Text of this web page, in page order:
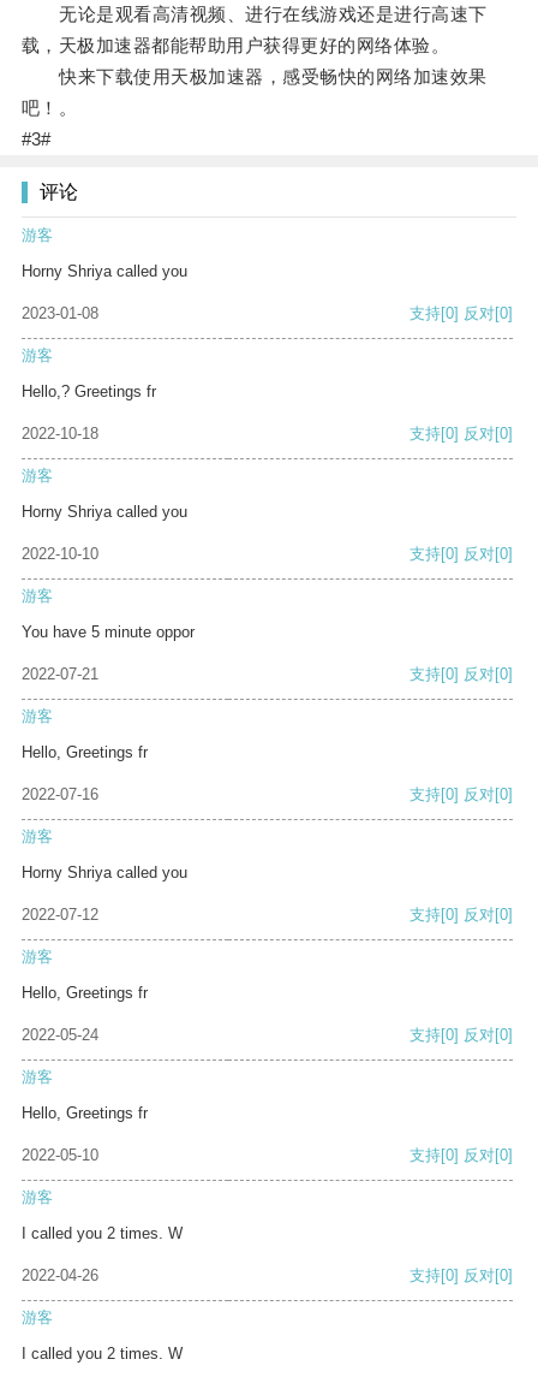
无论是观看高清视频、进行在线游戏还是进行高速下
载，天极加速器都能帮助用户获得更好的网络体验。
快来下载使用天极加速器，感受畅快的网络加速效果
吧！。
#3#
评论
游客
Horny Shriya called you
2023-01-08 支持[0] 反对[0]
游客
Hello,? Greetings fr
2022-10-18 支持[0] 反对[0]
游客
Horny Shriya called you
2022-10-10 支持[0] 反对[0]
游客
You have 5 minute oppor
2022-07-21 支持[0] 反对[0]
游客
Hello, Greetings fr
2022-07-16 支持[0] 反对[0]
游客
Horny Shriya called you
2022-07-12 支持[0] 反对[0]
游客
Hello, Greetings fr
2022-05-24 支持[0] 反对[0]
游客
Hello, Greetings fr
2022-05-10 支持[0] 反对[0]
游客
I called you 2 times. W
2022-04-26 支持[0] 反对[0]
游客
I called you 2 times. W